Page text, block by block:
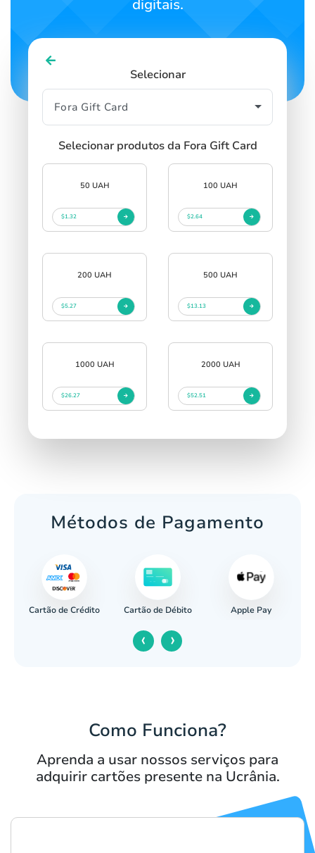
digitais.
Selecionar
Selecionar produtos da Fora Gift Card
50 UAH
$1.32
100 UAH
$2.64
200 UAH
$5.27
500 UAH
$13.13
1000 UAH
$26.27
2000 UAH
$52.51
Métodos de Pagamento
Cartão de Crédito Cartão de Débito Apple Pay
‹ ›
Como Funciona?
Aprenda a usar nossos serviços para
adquirir cartões presente na Ucrânia.